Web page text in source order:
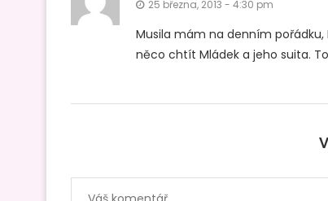
25 března, 2013 - 4:30 pm
Musila mám na denním
něco chtít Mládek a jeho suita.